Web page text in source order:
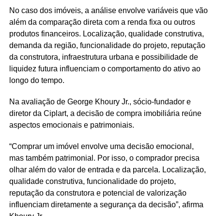
No caso dos imóveis, a análise envolve variáveis que vão
além da comparação direta com a renda fixa ou outros
produtos financeiros. Localização, qualidade construtiva,
demanda da região, funcionalidade do projeto, reputação
da construtora, infraestrutura urbana e possibilidade de
liquidez futura influenciam o comportamento do ativo ao
longo do tempo.
Na avaliação de George Khoury Jr., sócio-fundador e
diretor da Ciplart, a decisão de compra imobiliária reúne
aspectos emocionais e patrimoniais.
“Comprar um imóvel envolve uma decisão emocional,
mas também patrimonial. Por isso, o comprador precisa
olhar além do valor de entrada e da parcela. Localização,
qualidade construtiva, funcionalidade do projeto,
reputação da construtora e potencial de valorização
influenciam diretamente a segurança da decisão”, afirma